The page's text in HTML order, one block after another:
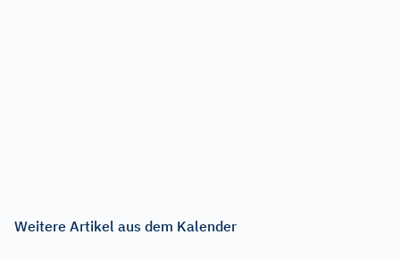
Weitere Artikel aus dem Kalender